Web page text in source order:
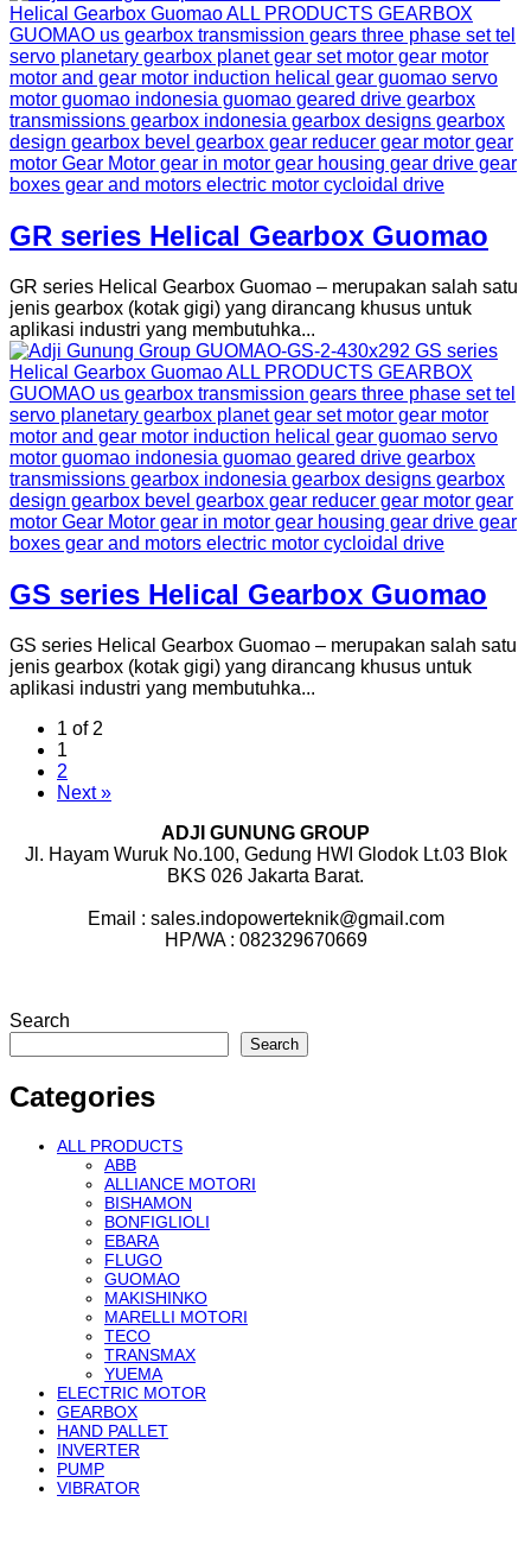
GR series Helical Gearbox Guomao
GR series Helical Gearbox Guomao – merupakan salah satu
jenis gearbox (kotak gigi) yang dirancang khusus untuk
aplikasi industri yang membutuhka...
GS series Helical Gearbox Guomao
GS series Helical Gearbox Guomao – merupakan salah satu
jenis gearbox (kotak gigi) yang dirancang khusus untuk
aplikasi industri yang membutuhka...
1 of 2
1
2
Next »
ADJI GUNUNG GROUP
Jl. Hayam Wuruk No.100, Gedung HWI Glodok Lt.03 Blok
BKS 026 Jakarta Barat.
Email : sales.indopowerteknik@gmail.com
HP/WA : 082329670669
Search
Search
Categories
ALL PRODUCTS
ABB
ALLIANCE MOTORI
BISHAMON
BONFIGLIOLI
EBARA
FLUGO
GUOMAO
MAKISHINKO
MARELLI MOTORI
TECO
TRANSMAX
YUEMA
ELECTRIC MOTOR
GEARBOX
HAND PALLET
INVERTER
PUMP
VIBRATOR